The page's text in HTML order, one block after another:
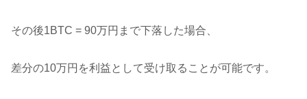
その後1BTC = 90万円まで下落した場合、
差分の10万円を利益として受け取ることが可能です。